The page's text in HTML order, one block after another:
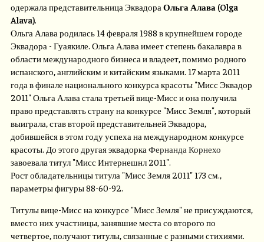
одержала представительница Эквадора Ольга Алава (Olga
Alava).
Ольга Алава родилась 14 февраля 1988 в крупнейшем городе
Эквадора - Гуаякиле. Ольга Алава имеет степень бакалавра в
области международного бизнеса и владеет, помимо родного
испанского, английским и китайским языками. 17 марта 2011
года в финале национального конкурса красоты "Мисс Эквадор
2011" Ольга Алава стала третьей вице-Мисс и она получила
право представлять страну на конкурсе "Мисс Земля", который
выиграла, став второй представительней Эквадора,
добившейся в этом году успеха на международном конкурсе
красоты. До этого другая эквадорка Фернанда Корнехо
завоевала титул "Мисс Интернешнл 2011".
Рост обладательницы титула "Мисс Земля 2011" 173 см.,
параметры фигуры 88-60-92.
Титулы вице-Мисс на конкурсе "Мисс Земля" не присуждаются,
вместо них участницы, занявшие места со второго по
четвертое, получают титулы, связанные с разными стихиями.